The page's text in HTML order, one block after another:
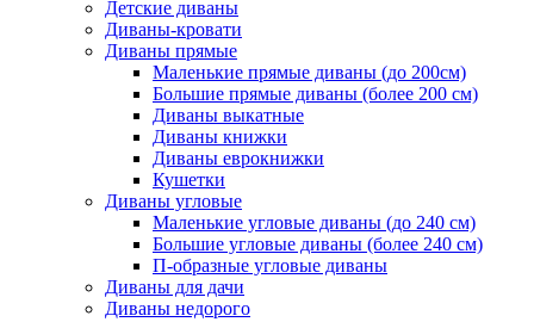
Детские диваны
Диваны-кровати
Диваны прямые
Маленькие прямые диваны (до 200см)
Большие прямые диваны (более 200 см)
Диваны выкатные
Диваны книжки
Диваны еврокнижки
Кушетки
Диваны угловые
Маленькие угловые диваны (до 240 см)
Большие угловые диваны (более 240 см)
П-образные угловые диваны
Диваны для дачи
Диваны недорого